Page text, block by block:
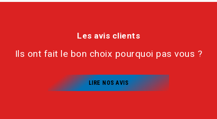
Les avis clients
Ils ont fait le bon choix pourquoi pas vous ?
LIRE NOS AVIS